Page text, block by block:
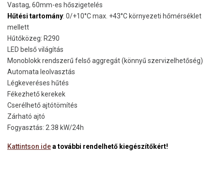
Vastag, 60mm-es hőszigetelés
Hűtési tartomány: 0/+10°C max. +43°C környezeti hőmérséklet
mellett
Hűtőközeg: R290
LED belső világítás
Monoblokk rendszerű felső aggregát (könnyű szervizelhetőség)
Automata leolvasztás
Légkeveréses hűtés
Fékezhető kerekek
Cserélhető ajtótömítés
Zárható ajtó
Fogyasztás: 2.38 kW/24h
Kattintson idea további rendelhető kiegészítőkért!